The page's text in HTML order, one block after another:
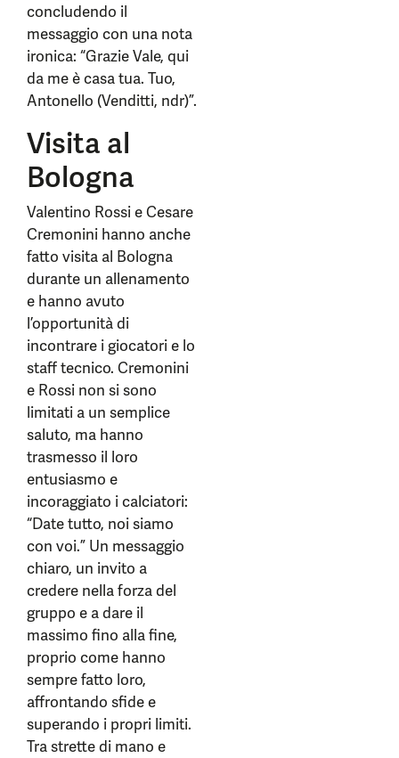
concludendo il
messaggio con una nota
ironica: “Grazie Vale, qui
da me è casa tua. Tuo,
Antonello (Venditti, ndr)”.
Visita al
Bologna
Valentino Rossi e Cesare
Cremonini hanno anche
fatto visita al Bologna
durante un allenamento
e hanno avuto
l’opportunità di
incontrare i giocatori e lo
staff tecnico. Cremonini
e Rossi non si sono
limitati a un semplice
saluto, ma hanno
trasmesso il loro
entusiasmo e
incoraggiato i calciatori:
“Date tutto, noi siamo
con voi.” Un messaggio
chiaro, un invito a
credere nella forza del
gruppo e a dare il
massimo fino alla fine,
proprio come hanno
sempre fatto loro,
affrontando sfide e
superando i propri limiti.
Tra strette di mano e